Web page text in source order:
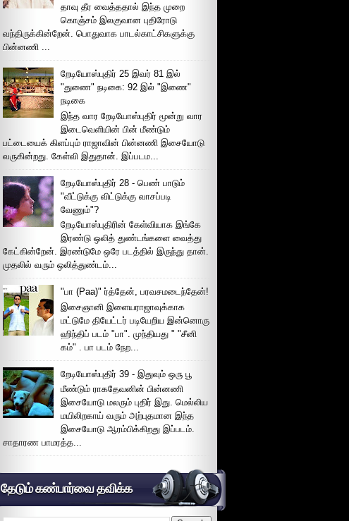
தாவு தீர வைத்ததால் இந்த முறை
கொஞ்சம் இலகுவான புதிரோடு
வந்திருக்கின்றேன். பொதுவாக பாடல்காட்சிகளுக்கு
பின்னணி ...
றேடியோஸ்புதிர் 25 இவர் 81 இல்
"துணை" நடிகை: 92 இல் "இணை"
நடிகை
இந்த வார றேடியோஸ்புதிர் மூன்று வார
இடைவெளியின் பின் மீண்டும்
பட்டையைக் கிளப்பும் ராஜாவின் பின்னணி இசையோடு
வருகின்றது. கேள்வி இதுதான். இப்படம...
றேடியோஸ்புதிர் 28 - பெண் பாடும்
"வீட்டுக்கு விட்டுக்கு வாசப்படி
வேணும்"?
றேடியோஸ்புதிரின் கேள்வியாக இங்கே
இரண்டு ஒலித் துண்டங்களை வைத்து
கேட்கின்றேன். இரண்டுமே ஒரே படத்தில் இருந்து தான்.
முதலில் வரும் ஒலித்துண்டம்...
"பா (Paa)" ர்த்தேன், பரவசமடைந்தேன்!
இசைஞானி இளையராஜாவுக்காக
மட்டுமே தியேட்டர் படியேறிய இன்னொரு
ஹிந்திப் படம் "பா". முந்தியது " "சீனி
கம்" . பா படம் நேற...
றேடியோஸ்புதிர் 39 - இதுவும் ஒரு பூ
மீண்டும் ராகதேவனின் பின்னணி
இசையோடு மலரும் புதிர் இது. மெல்லிய
மயிலிறகாய் வரும் அற்புதமான இந்த
இசையோடு ஆரம்பிக்கிறது இப்படம்.
சாதாரண பாமரத்த...
தேடும் கண்பார்வை தவிக்க